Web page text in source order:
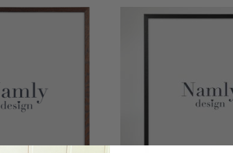
dette formatet kunstverket
hele 40x50 cm-utvalget nedenfor for å
retning